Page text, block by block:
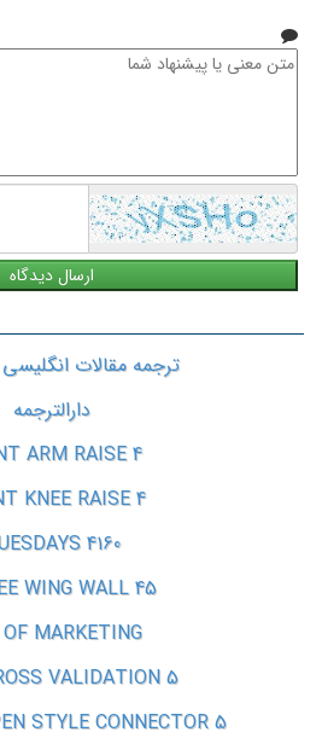
متن
ترجمه مقالات
دارالترجمه
4 POINT ARM RAISE
4 POINT KNEE RAISE
4160 TUESDAYS
45 DEGREE WING WALL
MARKETING
5 FOLD CROSS VALIDATION
5 POSITION OPEN STYLE CONNECTOR